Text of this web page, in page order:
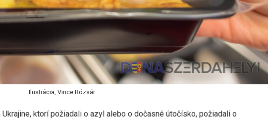
Ilustrácia, Vince Rózsár
ktorí požiadali o azyl alebo o dočasné útočísko, požiadali o